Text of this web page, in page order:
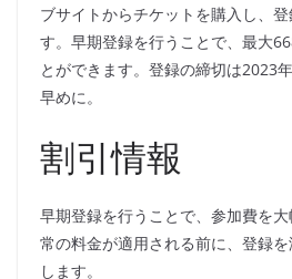
ブサイトからチケットを購入し、
す。早期登録を行うことで、最大
とができます。登録の締切は2023
早めに。
割引情報
早期登録を行うことで、参加費を
常の料金が適用される前に、登録
します。